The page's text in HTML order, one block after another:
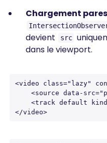
Chargement
devient src
dans le viewport.
<video class="lazy"
<source data-
<track default
</video>